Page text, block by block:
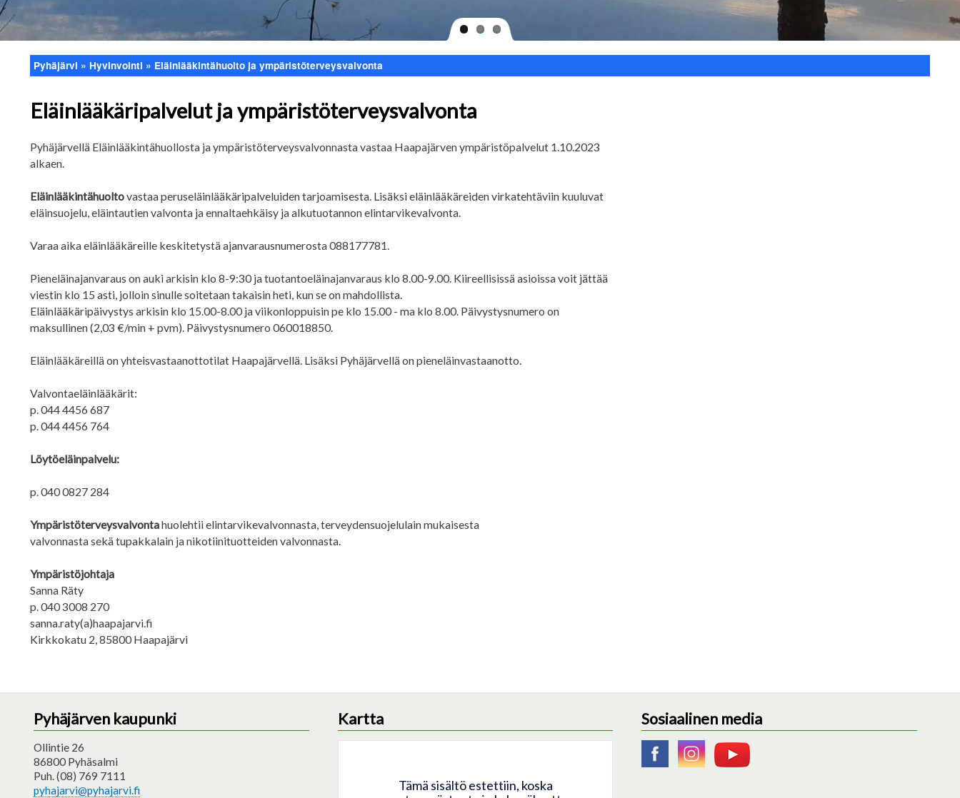
Murupolku
Pyhäjärvi Hyvinvointi Eläinlääkintähuolto ja ympäristöterveysvalvonta
Eläinlääkäripalvelut ja ympäristöterveysvalvonta
Pyhäjärvellä Eläinlääkintähuollosta ja ympäristöterveysvalvonnasta vastaa Haapajärven ympäristöpalvelut 1.10.2023
alkaen.
Eläinlääkintähuoltovastaa peruseläinlääkäripalveluiden tarjoamisesta. Lisäksi eläinlääkäreiden virkatehtäviin kuuluvat
eläinsuojelu, eläintautien valvonta ja ennaltaehkäisy ja alkutuotannon elintarvikevalvonta.
Varaa aika eläinlääkäreille keskitetystä ajanvarausnumerosta 088177781.
Pieneläinajanvaraus on auki arkisin klo 8-9:30 ja tuotantoeläinajanvaraus klo 8.00-9.00. Kiireellisissä asioissa voit jättää
viestin klo 15 asti, jolloin sinulle soitetaan takaisin heti, kun se on mahdollista.
Eläinlääkäripäivystys arkisin klo 15.00-8.00 ja viikonloppuisin pe klo 15.00 - ma klo 8.00. Päivystysnumero on
maksullinen (2,03 €/min + pvm). Päivystysnumero 060018850.
Eläinlääkäreillä on yhteisvastaanottotilat Haapajärvellä. Lisäksi Pyhäjärvellä on pieneläinvastaanotto.
Valvontaeläinlääkärit:
p. 044 4456 687
p. 044 4456 764
Löytöeläinpalvelu:
p. 040 0827 284
Ympäristöterveysvalvontahuolehtii elintarvikevalvonnasta, terveydensuojelulain mukaisesta
valvonnasta sekä tupakkalain ja nikotiinituotteiden valvonnasta.
Ympäristöjohtaja
Sanna Räty
p. 040 3008 270
sanna.raty(a)haapajarvi.fi
Kirkkokatu 2, 85800 Haapajärvi
Pyhäjärven kaupunki
Ollintie 26
86800 Pyhäsalmi
Puh. (08) 769 7111
pyhajarvi@pyhajarvi.fi
Kartta
Tämä sisältö estettiin, koska
Sosiaalinen media